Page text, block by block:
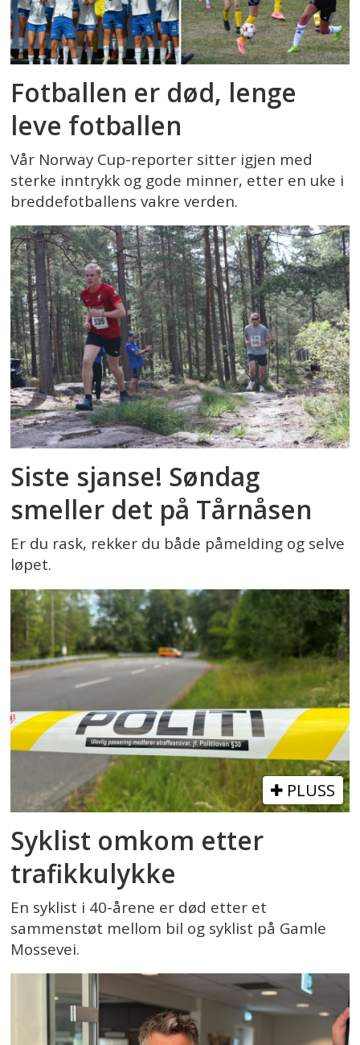
Fotballen er død, lenge
leve fotballen
Vår Norway Cup-reporter sitter igjen med
sterke inntrykk og gode minner, etter en uke i
breddefotballens vakre verden.
Siste sjanse! Søndag
smeller det på Tårnåsen
Er du rask, rekker du både påmelding og selve
løpet.
PLUSS
Syklist omkom etter
trafikkulykke
En syklist i 40-årene er død etter et
sammenstøt mellom bil og syklist på Gamle
Mossevei.